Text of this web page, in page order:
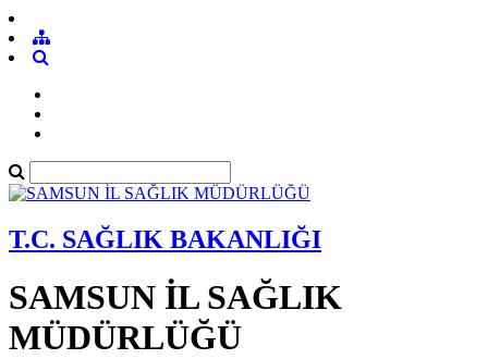
T.C. SAĞLIK BAKANLIĞI
SAMSUN İL SAĞLIK
MÜDÜRLÜĞÜ